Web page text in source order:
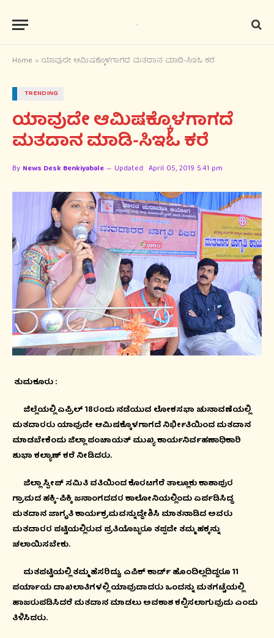
Home » ಯಾವುದೇ ಆಮಿಷಕ್ಕೊಳಗಾಗದೆ ಮತದಾನ ಮಾಡಿ-ಸಿಇಓ ಕರೆ
TRENDING
ಯಾವುದೇ ಆಮಿಷಕ್ಕೊಳಗಾಗದೆ
ಮತದಾನ ಮಾಡಿ-ಸಿಇಓ ಕರೆ
By News Desk Benkiyabale Updated: April 05, 2019 5:41 pm
ತುಮಕೂರು :
ಜಿಲ್ಲೆಯಲ್ಲಿ ಏಪ್ರಿಲ್ 18ರಂದು ನಡೆಯುವ ಲೋಕಸಭಾ ಚುನಾವಣೆಯಲ್ಲಿ
ಮತದಾರರು ಯಾವುದೇ ಆಮಿಷಕ್ಕೊಳಗಾಗದೆ ನಿರ್ಭೀತಿಯಿಂದ ಮತದಾನ
ಮಾಡಬೇಕೆಂದು ಜಿಲ್ಲಾ ಪಂಚಾಯತ್ ಮುಖ್ಯ ಕಾರ್ಯನಿರ್ವಹಣಾಧಿಕಾರಿ
ಶುಭಾ ಕಲ್ಯಾಣ್ ಕರೆ ನೀಡಿದರು.
ಜಿಲ್ಲಾ ಸ್ವೀಪ್ ಸಮಿತಿ ವತಿಯಿಂದ ಕೊರಟಗೆರೆ ತಾಲ್ಲೂಕು ಕಾಶಾಪುರ
ಗ್ರಾಮದ ಹಕ್ಕಿ-ಪಿಕ್ಕಿ ಜನಾಂಗದವರ ಕಾಲೋನಿಯಲ್ಲಿಂದು ಏರ್ಪಡಿಸಿದ್ದ
ಮತದಾನ ಜಾಗೃತಿ ಕಾರ್ಯಕ್ರಮವನ್ನುದ್ದೇಶಿಸಿ ಮಾತನಾಡಿದ ಅವರು
ಮತದಾರರ ಪಟ್ಟಿಯಲ್ಲಿರುವ ಪ್ರತಿಯೊಬ್ಬರೂ ತಪ್ಪದೇ ತಮ್ಮ ಹಕ್ಕನ್ನು
ಚಲಾಯಿಸಬೇಕು.
ಮತಪಟ್ಟಿಯಲ್ಲಿ ತಮ್ಮ ಹೆಸರಿದ್ದು, ಎಪಿಕ್ ಕಾರ್ಡ್ ಹೊಂದಿಲ್ಲದಿದ್ದರೂ 11
ಪರ್ಯಾಯ ದಾಖಲಾತಿಗಳಲ್ಲಿ ಯಾವುದಾದರು ಒಂದನ್ನು ಮತಗಟ್ಟೆಯಲ್ಲಿ
ಹಾಜರುಪಡಿಸಿದರೆ ಮತದಾನ ಮಾಡಲು ಅವಕಾಶ ಕಲ್ಪಿಸಲಾಗುವುದು ಎಂದು
ತಿಳಿಸಿದರು.